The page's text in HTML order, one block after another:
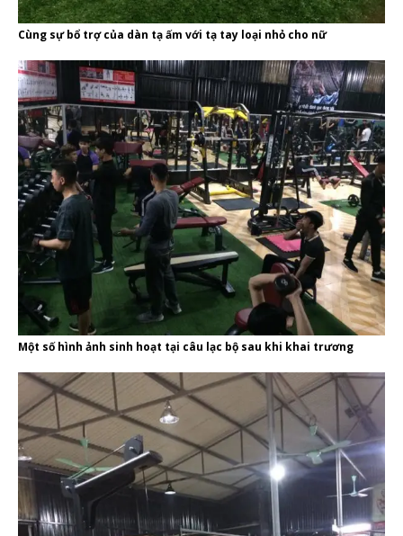
Cùng sự bổ trợ của dàn tạ ấm với tạ tay loại nhỏ cho nữ
Một số hình ảnh sinh hoạt tại câu lạc bộ sau khi khai trương